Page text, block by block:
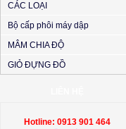
CÁC LOẠI
Bộ cấp phôi máy dập
MÂM CHIA ĐỘ
GIỎ ĐỰNG ĐỒ
Hotline: 0913 901 464